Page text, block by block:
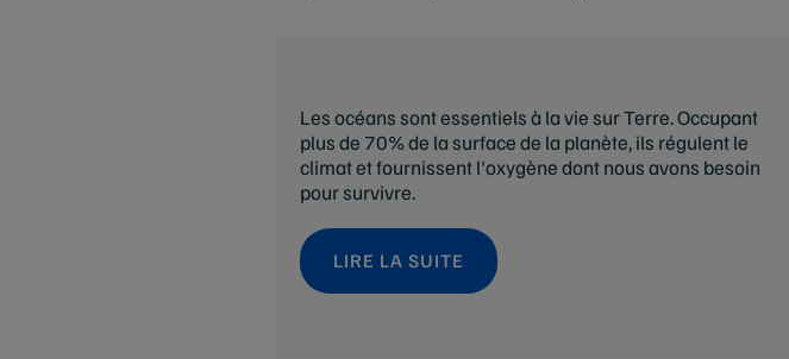
Les océans sont essentiels à la vie sur Terre. Occupant
plus de 70% de la surface de la planète, ils régulent le
climat et fournissent l'oxygène dont nous avons besoin
pour survivre.
LIRE LA SUITE